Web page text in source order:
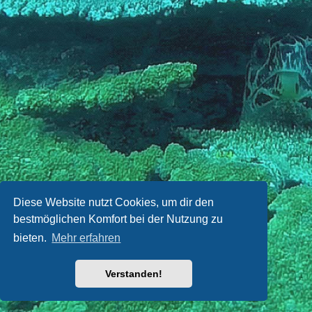
Diese Website nutzt Cookies, um dir den
bestmöglichen Komfort bei der Nutzung zu
bieten. Mehr erfahren
Verstanden!